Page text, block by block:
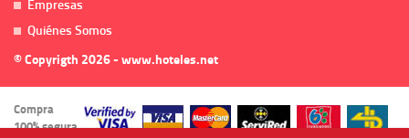
Empresas
Quiénes Somos
© Copyrigth 2026 - www.hoteles.net
Compra
100% segura